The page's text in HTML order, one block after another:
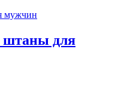
мужчин
штаны для